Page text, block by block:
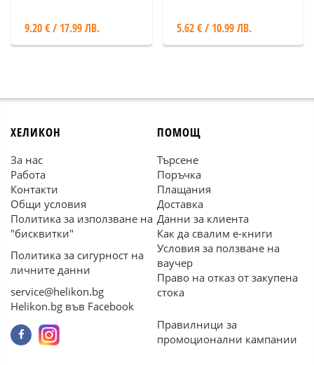
9.20 € / 17.99 ЛВ. 5.62 € / 10.99 ЛВ.
ХЕЛИКОН
За нас
Работа
Контакти
Общи условия
Политика за използване на
"бисквитки"
Политика за сигурност на
личните данни
service@helikon.bg
Helikon.bg във Facebook
ПОМОЩ
Търсене
Поръчка
Плащания
Доставка
Данни за клиента
Как да свалим е-книги
Условия за ползване на
ваучер
Право на отказ от закупена
стока
Правилници за
промоционални кампании